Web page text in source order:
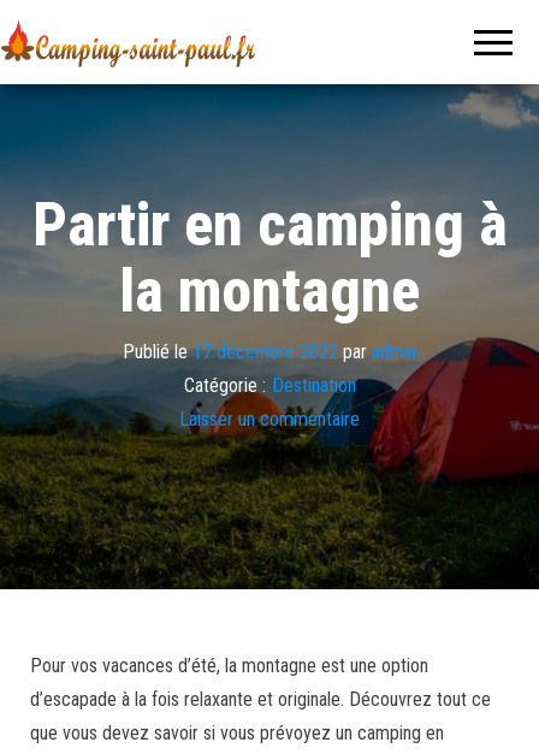
paul.fr
Partir en camping à
la montagne
Publié le17 décembre 2022 par admin
Catégorie : Destination
Laisser un commentaire
Pour vos vacances d’été, la montagne est une option
d’escapade à la fois relaxante et originale. Découvrez tout ce
que vous devez savoir si vous prévoyez un camping en